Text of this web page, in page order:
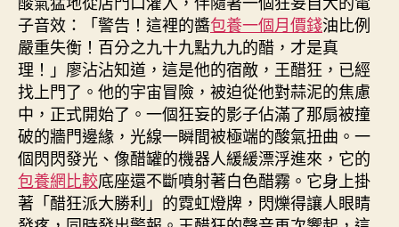
子音效：「警告！這裡的醬包養一個月價錢油比例
嚴重失衡！百分之九十九點九九的醋，才是真
理！」廖沾沾知道，這是他的宿敵，王醋狂，已經
找上門了。他的宇宙冒險，被迫從他對蒜泥的焦慮
中，正式開始了。一個狂妄的影子佔滿了那扇被撞
破的牆門邊緣，光線一瞬間被極端的酸氣扭曲。一
個閃閃發光、像醋罐的機器人緩緩漂浮進來，它的
包養網比較底座還不斷噴射著白色醋霧。它身上掛
著「醋狂派大勝利」的霓虹燈牌，閃爍得讓人眼睛